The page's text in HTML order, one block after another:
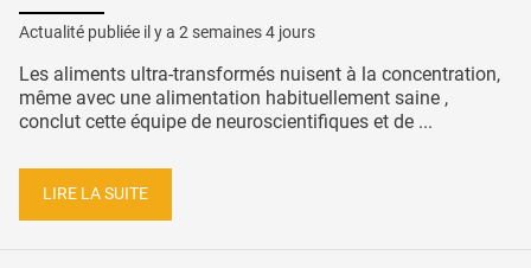
Actualité publiée il y a 2 semaines 4 jours
Les aliments ultra-transformés nuisent à la concentration,
même avec une alimentation habituellement saine ,
conclut cette équipe de neuroscientifiques et de ...
LIRE LA SUITE